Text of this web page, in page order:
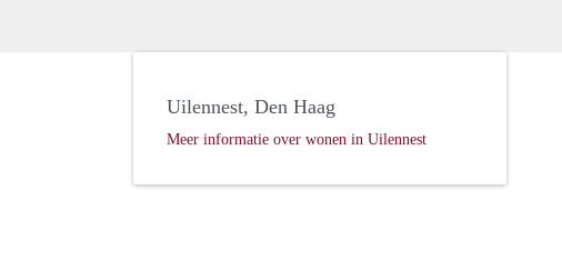
Uilennest, Den Haag
Meer informatie over wonen in Uilennest